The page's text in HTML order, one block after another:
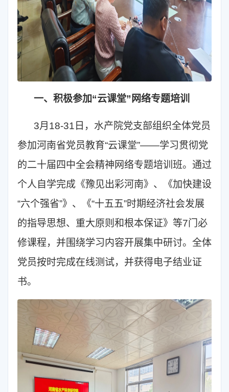
一、积极参加“云课堂”网络专题培训
3月18-31日，水产院党支部组织全体党员
参加河南省党员教育“云课堂”——学习贯彻党
的二十届四中全会精神网络专题培训班。通过
个人自学完成《豫见出彩河南》、《加快建设
“六个强省”》、《“十五五”时期经济社会发展
的指导思想、重大原则和根本保证》等7门必
修课程，并围绕学习内容开展集中研讨。全体
党员按时完成在线测试，并获得电子结业证
书。